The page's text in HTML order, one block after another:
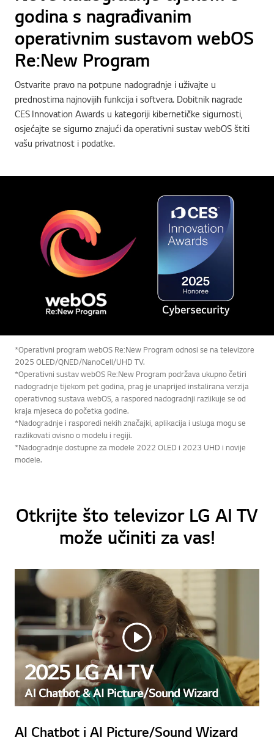
godina s nagrađivanim
operativnim sustavom webOS
Re:New Program
Ostvarite pravo na potpune nadogradnje i uživajte u
prednostima najnovijih funkcija i softvera. Dobitnik nagrade
CES Innovation Awards u kategoriji kibernetičke sigurnosti,
osjećajte se sigurno znajući da operativni sustav webOS štiti
vašu privatnost i podatke.
*Operativni program webOS Re:New Program odnosi se na televizore
2025 OLED/QNED/NanoCell/UHD TV.
*Operativni sustav webOS Re:New Program podržava ukupno četiri
nadogradnje tijekom pet godina, prag je unaprijed instalirana verzija
operativnog sustava webOS, a raspored nadogradnji razlikuje se od
kraja mjeseca do početka godine.
*Nadogradnje i rasporedi nekih značajki, aplikacija i usluga mogu se
razlikovati ovisno o modelu i regiji.
*Nadogradnje dostupne za modele 2022 OLED i 2023 UHD i novije
modele.
Otkrijte što televizor LG AI TV
može učiniti za vas!
AI Chatbot i AI Picture/Sound Wizard